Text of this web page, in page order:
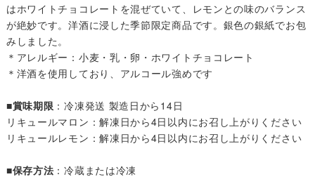
はホワイトチョコレートを混ぜていて、レモンとの味のバランス
が絶妙です。洋酒に浸した季節限定商品です。銀色の銀紙でお包
みしました。
＊アレルギー：小麦・乳・卵・ホワイトチョコレート
＊洋酒を使用しており、アルコール強めです
■賞味期限 ：冷凍発送 製造日から14日
リキュールマロン：解凍日から4日以内にお召し上がりください
リキュールレモン：解凍日から4日以内にお召し上がりください
■保存方法 ：冷蔵または冷凍